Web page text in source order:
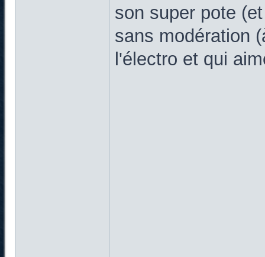
son super pote
sans modération
l'électro et qui